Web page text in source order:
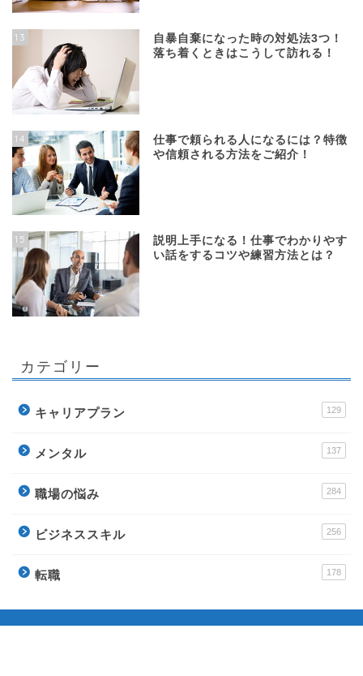
13
自暴自棄になった時の対処法3つ！
落ち着くときはこうして訪れる！
14
仕事で頼られる人になるには？特徴
や信頼される方法をご紹介！
15
説明上手になる！仕事でわかりやす
い話をするコツや練習方法とは？
カテゴリー
キャリアプラン 129
メンタル 137
職場の悩み 284
ビジネススキル 256
転職 178